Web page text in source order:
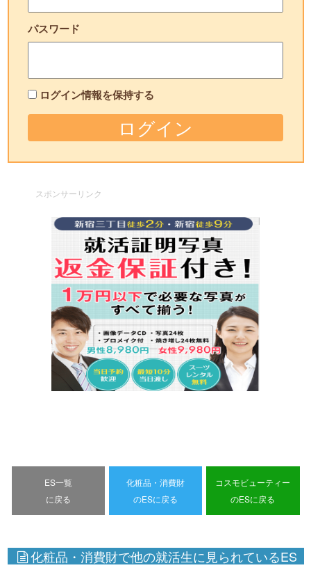
パスワード
ログイン情報を保持する
スポンサーリンク
ES一覧
に戻る
化粧品・消費財
のESに戻る
コスモビューティー
のESに戻る
化粧品・消費財で他の就活生に見られているES